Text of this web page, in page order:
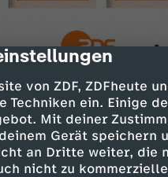
von ZDF, ZDFheute
Techniken ein. Einige
Mit deiner
Gerät speichern
an Dritte weiter, die
nicht zu